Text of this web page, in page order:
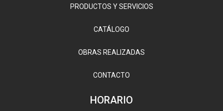
PRODUCTOS Y SERVICIOS
CATÁLOGO
OBRAS REALIZADAS
CONTACTO
HORARIO